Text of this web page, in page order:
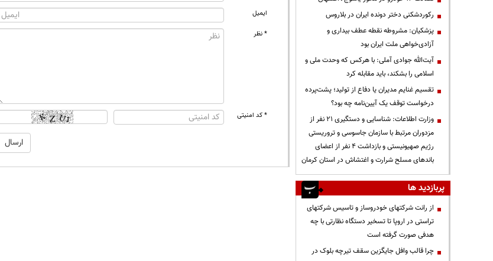
ایمیل
* نظر
* کد امنیتی
رکوردشکنی دختر دونده ایران در بلاروس
پزشکیان: مشروطه نقطه عطف بیداری و
آزادی‌خواهی ملت ایران بود
آیت‌الله جوادی آملی: با هرکس که وحدت ملی و
اسلامی را بشکند، باید مقابله کرد
تقسیم غنایم مدیران یا دفاع از تولید؛ پشت‌پرده
درخواست توقف یک آیین‌نامه چه بود؟
وزارت اطلاعات: شناسایی و دستگیری ۲۱ نفر از
مزدوران مرتبط با سازمان جاسوسی و تروریستی
رژیم صهیونیستی و بازداشت ۴ نفر از اعضای
باندهای مسلح شرارت و اغتشاش در استان کرمان
پربازدید ها
از رانت‌ شرکتهای خودروساز و تاسیس شرکتهای
تراستی در اروپا تا تسخیر دستگاه نظارتی با چه
هدفی صورت گرفته است
چرا قالب وافل جایگزین سقف تیرچه بلوک در